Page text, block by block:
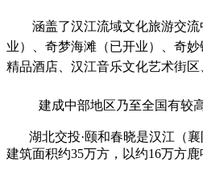
涵盖了汉江流域文化旅游交流
业）、奇梦海滩（已开业）、奇
精品酒店、汉江音乐文化艺术街
建成中部地区乃至全国有较
湖北交投·颐和春晓是汉江（襄
建筑面积约35万方，以约16万方